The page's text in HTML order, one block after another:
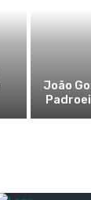
João